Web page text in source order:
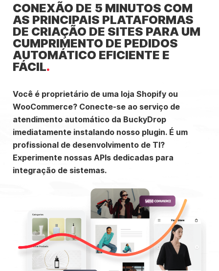
CONEXÃO DE 5 MINUTOS COM
AS PRINCIPAIS PLATAFORMAS
DE CRIAÇÃO DE SITES PARA UM
CUMPRIMENTO DE PEDIDOS
AUTOMÁTICO EFICIENTE E
FÁCIL
Você é proprietário de uma loja Shopify ou
WooCommerce? Conecte-se ao serviço de
atendimento automático da BuckyDrop
imediatamente instalando nosso plugin. É um
profissional de desenvolvimento de TI?
Experimente nossas APIs dedicadas para
integração de sistemas.